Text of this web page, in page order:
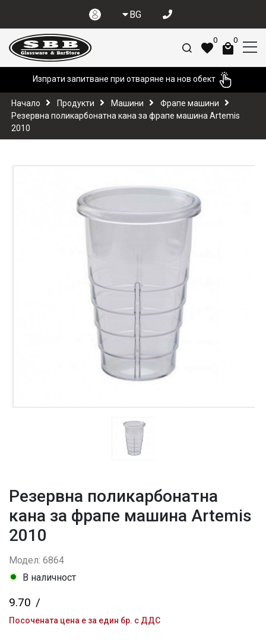
BG
0 0
Изпрати запитване при отваряне на нов обект
Начало Продукти Машини
Фрапе машини
Резервна поликарбонатна кана за фрапе машина Artemis
2010
Резервна поликарбонатна
кана за фрапе машина Artemis
2010
Модел: 6864
В наличност
/
9.70
Посочената цена е за един бр. с ДДС